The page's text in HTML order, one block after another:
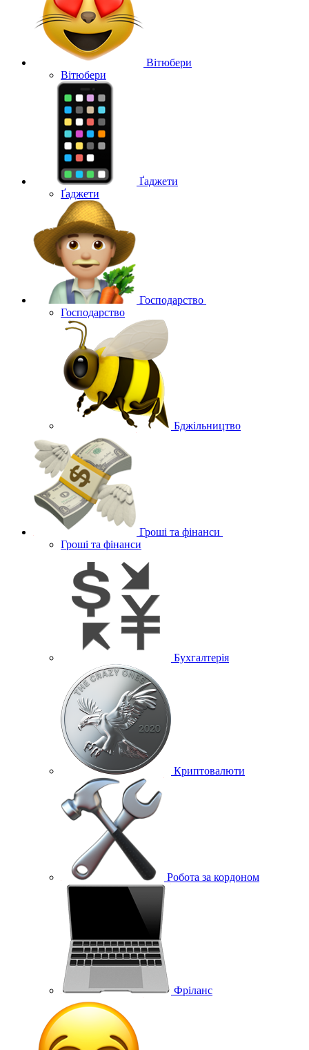
Вітюбери
Вітюбери
Ґаджети
Ґаджети
Господарство
Господарство
Бджільництво
Гроші та фінанси
Гроші та фінанси
Бухгалтерія
Криптовалюти
Робота за кордоном
Фріланс